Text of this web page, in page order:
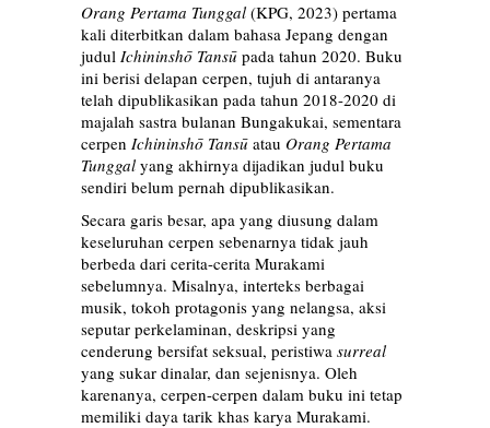
Orang Pertama Tunggal (KPG, 2023) pertama
kali diterbitkan dalam bahasa Jepang dengan
judul Ichininshō Tansū pada tahun 2020. Buku
ini berisi delapan cerpen, tujuh di antaranya
telah dipublikasikan pada tahun 2018-2020 di
majalah sastra bulanan Bungakukai, sementara
cerpen Ichininshō Tansū atau Orang Pertama
Tunggal yang akhirnya dijadikan judul buku
sendiri belum pernah dipublikasikan.
Secara garis besar, apa yang diusung dalam
keseluruhan cerpen sebenarnya tidak jauh
berbeda dari cerita-cerita Murakami
sebelumnya. Misalnya, interteks berbagai
musik, tokoh protagonis yang nelangsa, aksi
seputar perkelaminan, deskripsi yang
cenderung bersifat seksual, peristiwa surreal
yang sukar dinalar, dan sejenisnya. Oleh
karenanya, cerpen-cerpen dalam buku ini tetap
memiliki daya tarik khas karya Murakami.